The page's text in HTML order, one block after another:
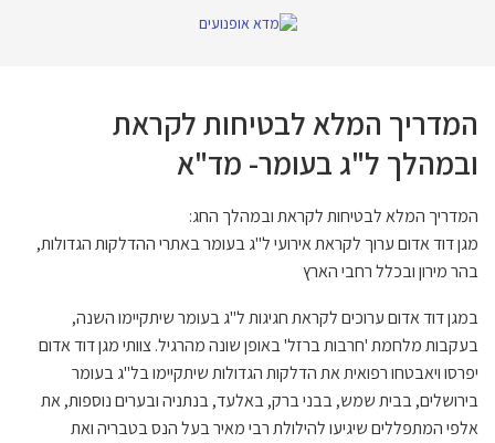
המדריך המלא לבטיחות לקראת
ובמהלך ל"ג בעומר- מד"א
המדריך המלא לבטיחות לקראת ובמהלך החג:
מגן דוד אדום ערוך לקראת אירועי ל"ג בעומר באתרי ההדלקות הגדולות,
בהר מירון ובכלל רחבי הארץ
במגן דוד אדום ערוכים לקראת חגיגות ל"ג בעומר שיתקיימו השנה,
בעקבות מלחמת 'חרבות ברזל' באופן שונה מהרגיל. צוותי מגן דוד אדום
יפרסו ויאבטחו רפואית את הדלקות הגדולות שיתקיימו בל"ג בעומר
בירושלים, בבית שמש, בבני ברק, באלעד, בנתניה ובערים נוספות, את
אלפי המתפללים שיגיעו להילולת רבי מאיר בעל הנס בטבריה ואת